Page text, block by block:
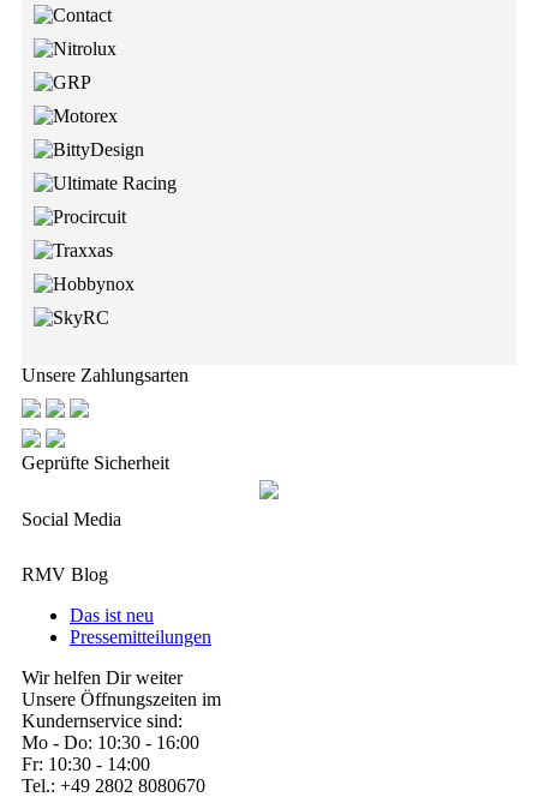
Unsere Zahlungsarten
Geprüfte Sicherheit
Social Media
RMV Blog
Das ist neu
Pressemitteilungen
Wir helfen Dir weiter
Unsere Öffnungszeiten im
Kundernservice sind:
Mo - Do: 10:30 - 16:00
Fr: 10:30 - 14:00
Tel.: +49 2802 8080670